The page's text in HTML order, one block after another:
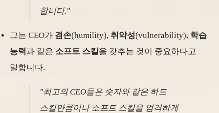
합니다."
그는 CEO가 겸손(humility), 취약성(vulnerability), 학습
능력과 같은 소프트 스킬 을 갖추는 것이 중요하다고
말합니다.
"최고의 CEO들은 숫자와 같은 하드
스킬만큼이나 소프트 스킬을 엄격하게